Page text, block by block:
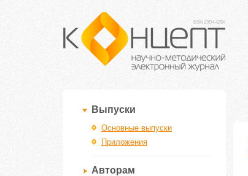
Выпуски
Основные выпуски
Приложения
Авторам